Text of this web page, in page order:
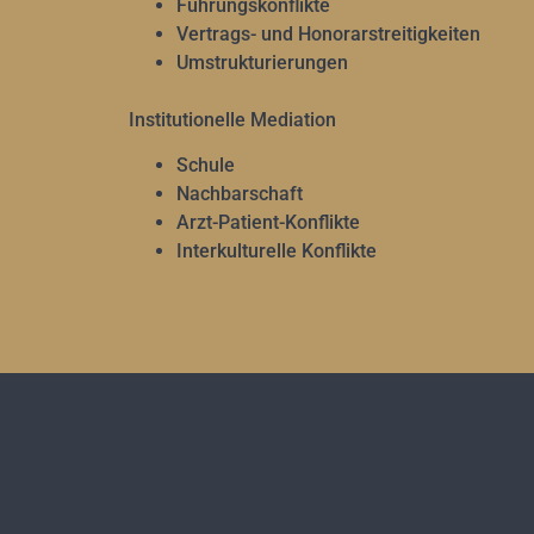
Führungskonflikte
Vertrags- und Honorarstreitigkeiten
Umstrukturierungen
Institutionelle Mediation
Schule
Nachbarschaft
Arzt-Patient-Konflikte
Interkulturelle Konflikte